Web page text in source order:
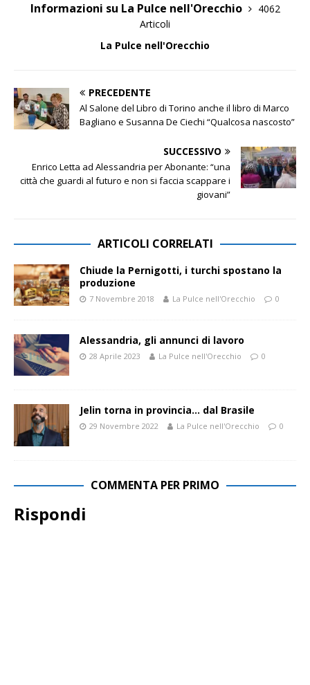
Informazioni su La Pulce nell'Orecchio
4062
Articoli
La Pulce nell'Orecchio
PRECEDENTE
Al Salone del Libro di Torino anche il libro di Marco
Bagliano e Susanna De Ciechi “Qualcosa nascosto”
SUCCESSIVO
Enrico Letta ad Alessandria per Abonante: “una
città che guardi al futuro e non si faccia scappare i
giovani”
ARTICOLI CORRELATI
Chiude la Pernigotti, i turchi spostano la
produzione
7 Novembre 2018 La Pulce nell'Orecchio 0
Alessandria, gli annunci di lavoro
28 Aprile 2023 La Pulce nell'Orecchio 0
Jelin torna in provincia… dal Brasile
29 Novembre 2022 La Pulce nell'Orecchio 0
COMMENTA PER PRIMO
Rispondi